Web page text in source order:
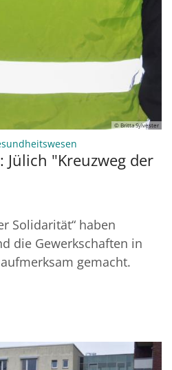
© Britta Sylvester
Jülich "Kreuzweg der
Solidarität“ haben
die Gewerkschaften in
gemacht.